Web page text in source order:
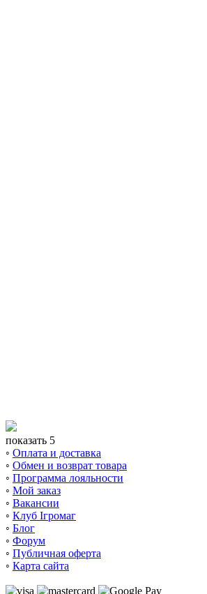
показать 5
◦ Оплата и доставка
◦ Обмен и возврат товара
◦ Программа лояльности
◦ Мой заказ
◦ Вакансии
◦ Клуб Ігромаг
◦ Блог
◦ Форум
◦ Публичная оферта
◦ Карта сайта